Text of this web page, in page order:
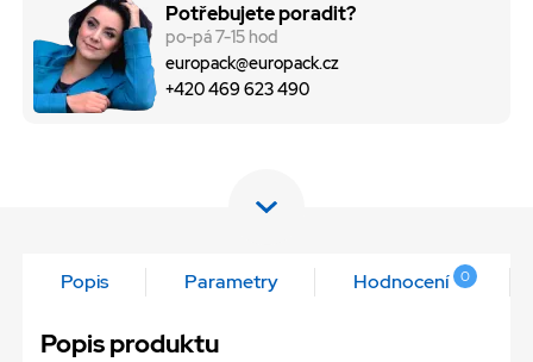
Potřebujete poradit?
po-pá 7-15 hod
europack@europack.cz
+420 469 623 490
Popis Parametry Hodnocení 0
Popis produktu